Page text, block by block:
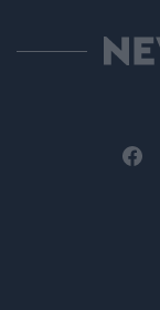
ΥΓΕΊΑ 06/08/2026
ΕΔΟΕΑΠ:
πρέπει να
06/08/2026